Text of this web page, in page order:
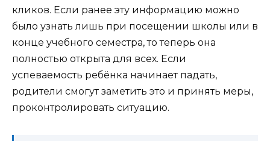
кликов. Если ранее эту информацию можно
было узнать лишь при посещении школы или в
конце учебного семестра, то теперь она
полностью открыта для всех. Если
успеваемость ребёнка начинает падать,
родители смогут заметить это и принять меры,
проконтролировать ситуацию.